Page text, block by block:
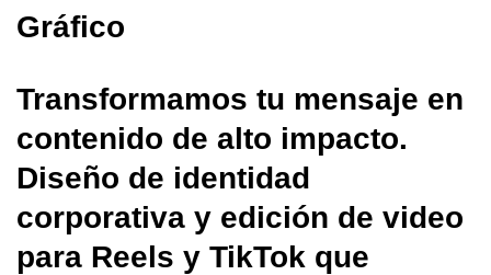
Gráfico
Transformamos tu mensaje en
contenido de alto impacto.
Diseño de identidad
corporativa y edición de video
para Reels y TikTok que